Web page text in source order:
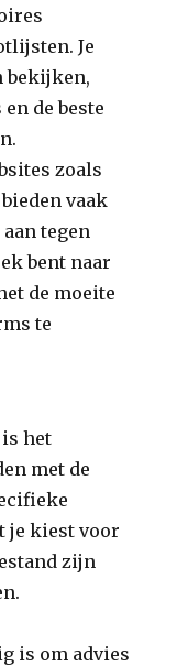
Je
bekijken,
de beste
zoals
vaak
tegen
bent naar
de moeite
te
het
met de
je kiest voor
zijn
is om advies